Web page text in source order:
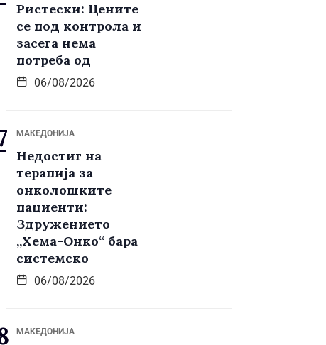
Ристески: Цените
се под контрола и
засега нема
потреба од
06/08/2026
МАКЕДОНИЈА
Недостиг на
терапија за
онколошките
пациенти:
Здружението
„Хема-Онко“ бара
системско
06/08/2026
МАКЕДОНИЈА